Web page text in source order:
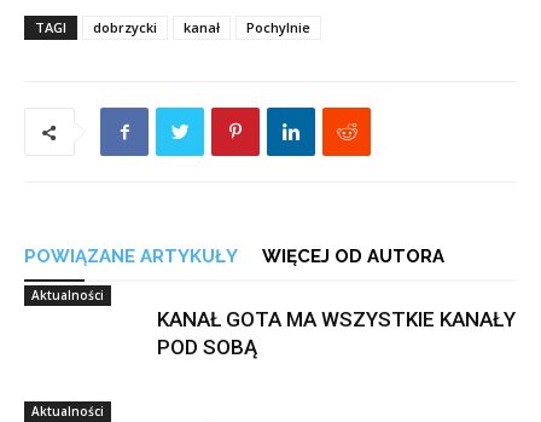
TAGI dobrzycki kanał Pochylnie
POWIĄZANE ARTYKUŁY WIĘCEJ OD AUTORA
Aktualności
KANAŁ GOTA MA WSZYSTKIE KANAŁY
POD SOBĄ
Aktualności